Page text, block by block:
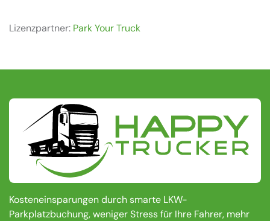
Lizenzpartner: Park Your Truck
Kosteneinsparungen durch smarte LKW-
Parkplatzbuchung, weniger Stress für Ihre Fahrer, mehr